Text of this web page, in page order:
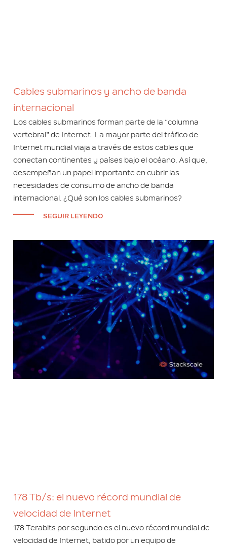
Cables submarinos y ancho de banda
internacional
Los cables submarinos forman parte de la “columna
vertebral” de Internet. La mayor parte del tráfico de
Internet mundial viaja a través de estos cables que
conectan continentes y países bajo el océano. Así que,
desempeñan un papel importante en cubrir las
necesidades de consumo de ancho de banda
internacional. ¿Qué son los cables submarinos?
SEGUIR LEYENDO
178 Tb/s: el nuevo récord mundial de
velocidad de Internet
178 Terabits por segundo es el nuevo récord mundial de
velocidad de Internet, batido por un equipo de